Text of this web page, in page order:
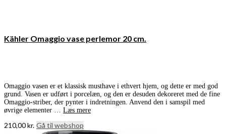
Kähler Omaggio vase perlemor 20 cm.
Omaggio vasen er et klassisk musthave i ethvert hjem, og dette er med god
grund. Vasen er udført i porcelæn, og den er desuden dekoreret med de fine
Omaggio-striber, der pynter i indretningen. Anvend den i samspil med
øvrige elementer … Læs mere
210,00kr. Gå til webshop